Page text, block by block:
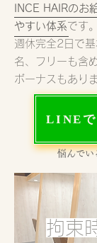
INCE HAIRのお
やすい体系です。
週休完全2日で
名、フリーも含
ボーナスもありま
LINEで
悩んでい
拘束